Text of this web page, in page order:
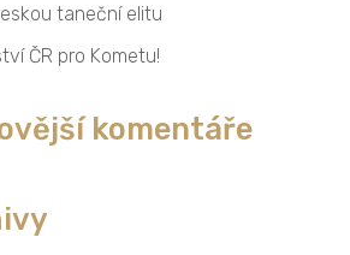
taneční elitu
ČR pro Kometu!
komentáře